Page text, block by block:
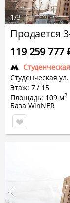
Продается
Студенческая
Студенческая ул.
Этаж: 7 / 15
Площадь: 109 м2
119 259 777
База WinNER
1/3